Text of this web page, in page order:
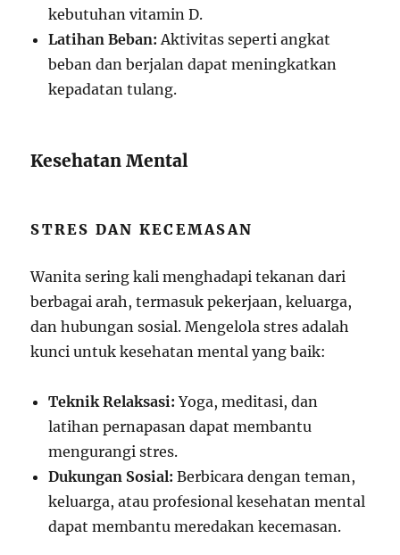
kebutuhan vitamin D.
Latihan Beban: Aktivitas seperti angkat
beban dan berjalan dapat meningkatkan
kepadatan tulang.
Kesehatan Mental
STRES DAN KECEMASAN
Wanita sering kali menghadapi tekanan dari
berbagai arah, termasuk pekerjaan, keluarga,
dan hubungan sosial. Mengelola stres adalah
kunci untuk kesehatan mental yang baik:
Teknik Relaksasi: Yoga, meditasi, dan
latihan pernapasan dapat membantu
mengurangi stres.
Dukungan Sosial: Berbicara dengan teman,
keluarga, atau profesional kesehatan mental
dapat membantu meredakan kecemasan.